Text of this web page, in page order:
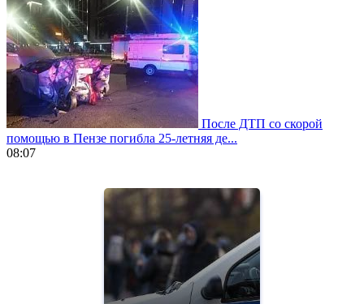
После ДТП со скорой
помощью в Пензе погибла 25-летняя де...
08:07